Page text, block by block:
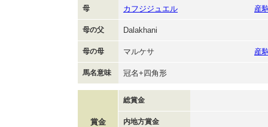
母 カフジジュエル 産
母の父 Dalakhani
母の母 マルケサ 産
馬名意味 冠名+四角形
賞金
総賞金
内地方賞金